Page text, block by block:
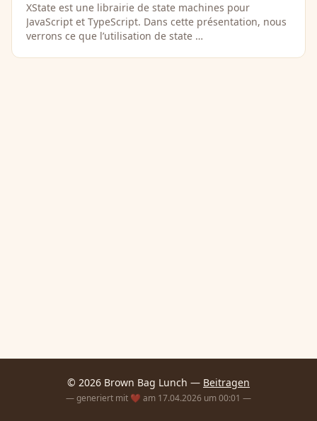
XState est une librairie de state machines pour
JavaScript et TypeScript. Dans cette présentation, nous
verrons ce que l’utilisation de state …
© 2026 Brown Bag Lunch — Beitragen
— generiert mit ❤️ am 17.04.2026 um 00:01 —